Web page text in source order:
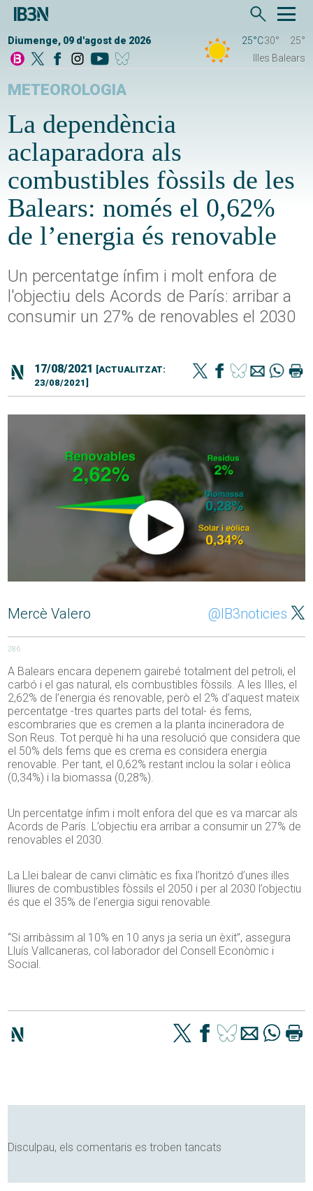
Diumenge, 09 d'agost de 2026 25°C30°
25°
Illes Balears
METEOROLOGIA
La dependència
aclaparadora als
combustibles fòssils de les
Balears: només el 0,62%
de l’energia és renovable
Un percentatge ínfim i molt enfora de
l'objectiu dels Acords de París: arribar a
consumir un 27% de renovables el 2030
17/08/2021 [ACTUALITZAT:
23/08/2021]
Mercè Valero @IB3noticies
286
A Balears encara depenem gairebé totalment del petroli, el
carbó i el gas natural, els combustibles fòssils. A les Illes, el
2,62% de l’energia és renovable, però el 2% d’aquest mateix
percentatge -tres quartes parts del total- és fems,
escombraries que es cremen a la planta incineradora de
Son Reus. Tot perquè hi ha una resolució que considera que
el 50% dels fems que es crema es considera energia
renovable. Per tant, el 0,62% restant inclou la solar i eòlica
(0,34%) i la biomassa (0,28%).
Un percentatge ínfim i molt enfora del que es va marcar als
Acords de París. L’objectiu era arribar a consumir un 27% de
renovables el 2030.
La Llei balear de canvi climàtic es fixa l’horitzó d’unes illes
lliures de combustibles fòssils el 2050 i per al 2030 l’objectiu
és que el 35% de l’energia sigui renovable.
“Si arribàssim al 10% en 10 anys ja seria un èxit”, assegura
Lluís Vallcaneras, col·laborador del Consell Econòmic i
Social.
Disculpau, els comentaris es troben tancats